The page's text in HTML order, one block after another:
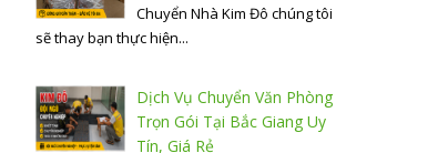
Chuyển Nhà Kim Đô chúng tôi
sẽ thay bạn thực hiện...
Dịch Vụ Chuyển Văn Phòng
Trọn Gói Tại Bắc Giang Uy
Tín, Giá Rẻ